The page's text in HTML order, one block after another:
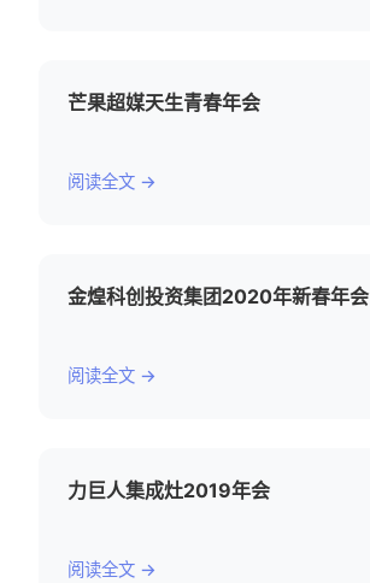
芒果超媒天生青春年会
阅读全文 →
金煌科创投资集团2020年新春年会
阅读全文 →
力巨人集成灶2019年会
阅读全文 →